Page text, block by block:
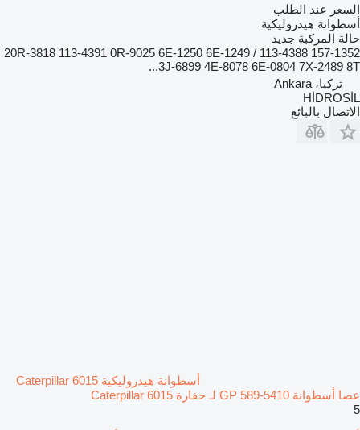
السعر عند الطلب
أسطوانة هيدروليكية
حالة المركبة جديد
157-1352 113-4388 / 20R-3818 113-4391 0R-9025 6E-1250 6E-1249
3J-6899 4E-8078 6E-0804 7X-2489 8T...
تركيا، Ankara
HİDROSİL
الاتصال بالبائع
أسطوانة هيدروليكية Caterpillar 6015
عصا أسطوانة GP 589-5410 لـ حفارة Caterpillar 6015
5